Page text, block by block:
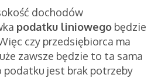
dochodów
podatku liniowego będzie
czy przedsiębiorca ma
zawsze będzie to ta sama
jest brak potrzeby